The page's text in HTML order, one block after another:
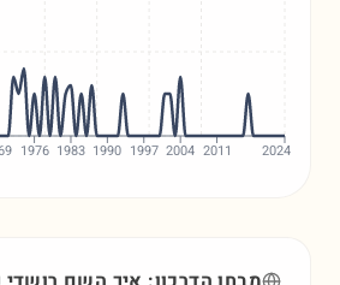
1976 1983 1990 1997 2004 2011 2024